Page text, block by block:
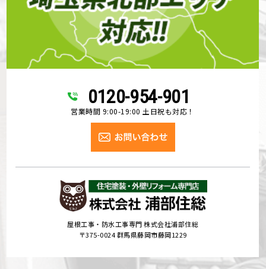
0120-954-901
営業時間 9:00-19:00 土日祝も対応！
屋根工事・防水工事専門 株式会社浦部住総
〒375-0024 群馬県藤岡市藤岡1229